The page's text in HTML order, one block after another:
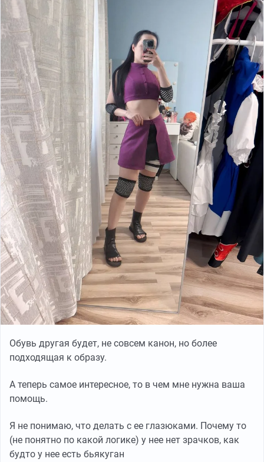
Обувь другая будет, не совсем канон, но более
подходящая к образу.
А теперь самое интересное, то в чем мне нужна ваша
помощь.
Я не понимаю, что делать с ее глазюками. Почему то
(не понятно по какой логике) у нее нет зрачков, как
будто у нее есть бьякуган